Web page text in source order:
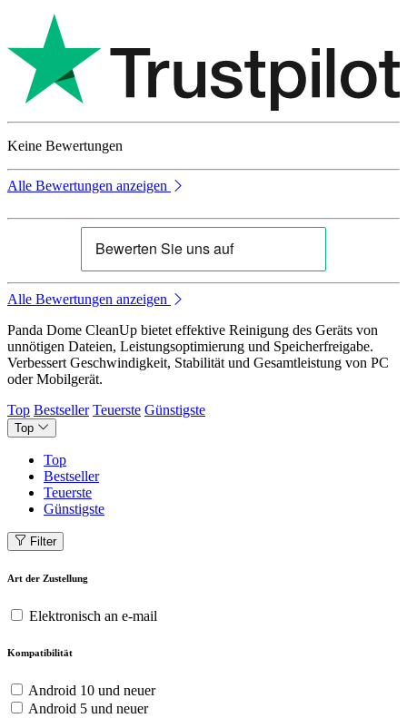
Keine Bewertungen
Alle Bewertungen anzeigen
Alle Bewertungen anzeigen
Panda Dome CleanUp bietet effektive Reinigung des Geräts von
unnötigen Dateien, Leistungsoptimierung und Speicherfreigabe.
Verbessert Geschwindigkeit, Stabilität und Gesamtleistung von PC
oder Mobilgerät.
Top Bestseller Teuerste Günstigste
Top
Top
Bestseller
Teuerste
Günstigste
Filter
Art der Zustellung
Elektronisch an e-mail
Kompatibilität
Android 10 und neuer
Android 5 und neuer